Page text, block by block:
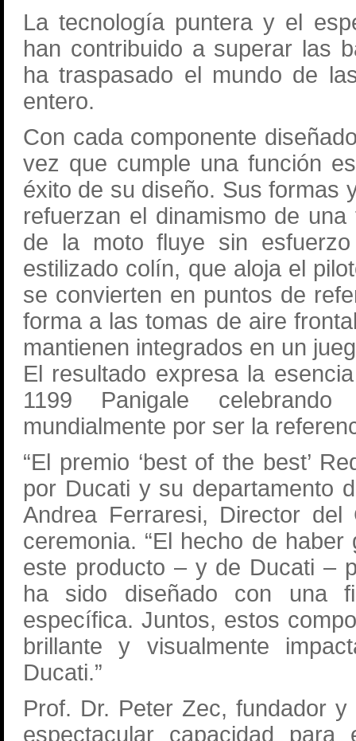
La tecnología puntera y el
han contribuido a superar las
ha traspasado el mundo de
entero.
Con cada componente
vez que cumple una función
éxito de su diseño. Sus formas
refuerzan el dinamismo de
de la moto fluye sin
estilizado colín, que aloja el
se convierten en puntos de
forma a las tomas de aire
mantienen integrados en un
El resultado expresa la
1199 Panigale
mundialmente por ser la
“El premio ‘best of the best’
por Ducati y su departamento
Andrea Ferraresi, Director
ceremonia. “El hecho de
este producto – y de Ducati –
ha sido diseñado con una
específica. Juntos, estos
brillante y visualmente
Ducati.”
Prof. Dr. Peter Zec, fundador
espectacular capacidad